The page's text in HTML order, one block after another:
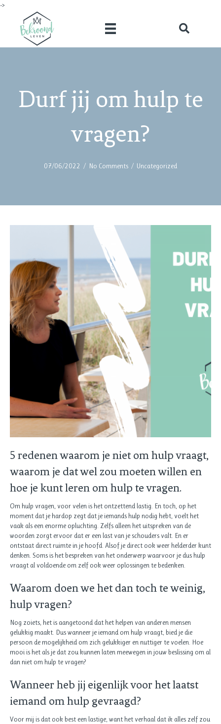
->
Durf jij om hulp te
vragen?
07/06/2022 / No Comments / Uncategorized
5 redenen waarom je niet om hulp vraagt,
waarom je dat wel zou moeten willen en
hoe je kunt leren om hulp te vragen.
Om hulp vragen, voor velen is het ontzettend lastig. En toch, op het
moment dat je hardop zegt dat je iemands hulp nodig hebt, voelt het
vaak als een enorme opluchting. Zelfs alleen het uitspreken van de
woorden zorgt ervoor dat er een last van je schouders valt. En er
ontstaat direct ruimte in je hoofd. Alsof je direct ook weer helderder kunt
denken. Soms is het bespreken van het onderwerp waarvoor je dus hulp
vraagt al voldoende om zelf ook weer oplossingen te bedenken.
Waarom doen we het dan toch te weinig,
hulp vragen?
Nog zoiets, het is aangetoond dat het helpen van anderen mensen
gelukkig maakt. Dus wanneer je iemand om hulp vraagt, bied je die
persoon de mogelijkheid om zich gelukkiger en nuttiger te voelen. Hoe
mooi is het als je dat zou kunnen laten meewegen in jouw beslissing om al
dan niet om hulp te vragen?
Wanneer heb jij eigenlijk voor het laatst
iemand om hulp gevraagd?
Voor mij is dat ook best een lastige, want het verhaal dat ik alles zelf zou